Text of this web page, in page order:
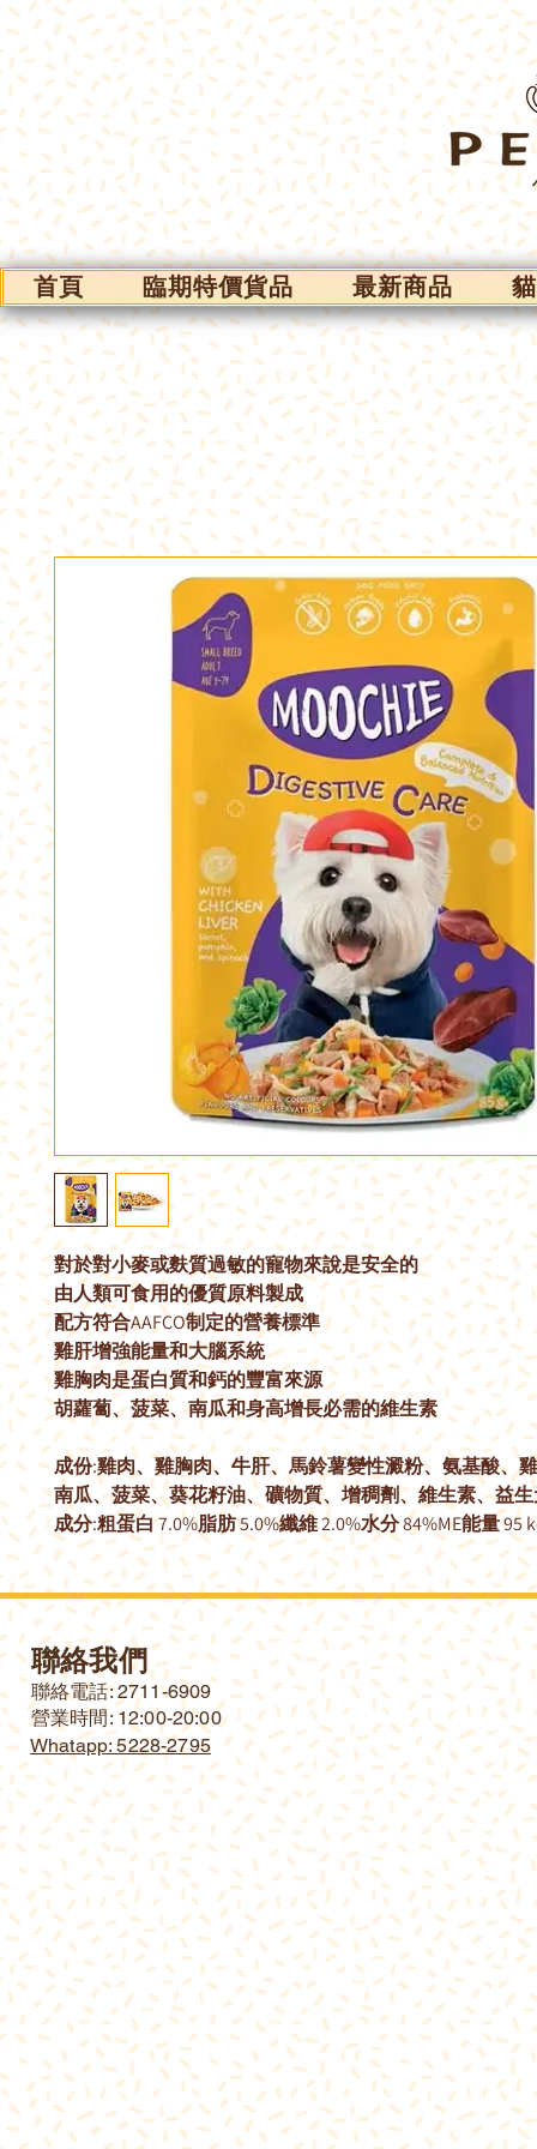
首頁 臨期特價貨品 最新商品
對於對小麥或麩質過敏的寵物來說是安全的
由人類可食用的優質原料製成
配方符合AAFCO制定的營養標準
雞肝增強能量和大腦系統
雞胸肉是蛋白質和鈣的豐富來源
胡蘿蔔、菠菜、南瓜和身高增長必需的維生素
成份:雞肉、雞胸肉、牛肝、馬鈴薯變性澱粉、氨基酸、
南瓜、菠菜、葵花籽油、礦物質、增稠劑、維生素、益
成分:粗蛋白 7.0%脂肪 5.0%纖維 2.0%水分 84%ME能量 95
聯絡我們
​聯絡電話: 2711-6909
營業時間: 12:00-20:00
Whatapp: 5228-2795